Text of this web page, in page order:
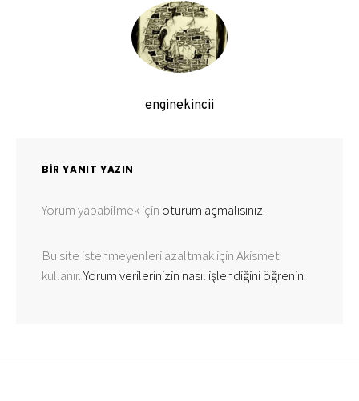
enginekincii
BIR YANIT YAZIN
Yorum yapabilmek için oturum açmalısınız.
Bu site istenmeyenleri azaltmak için Akismet
kullanır.Yorum verilerinizin nasıl işlendiğini öğrenin.